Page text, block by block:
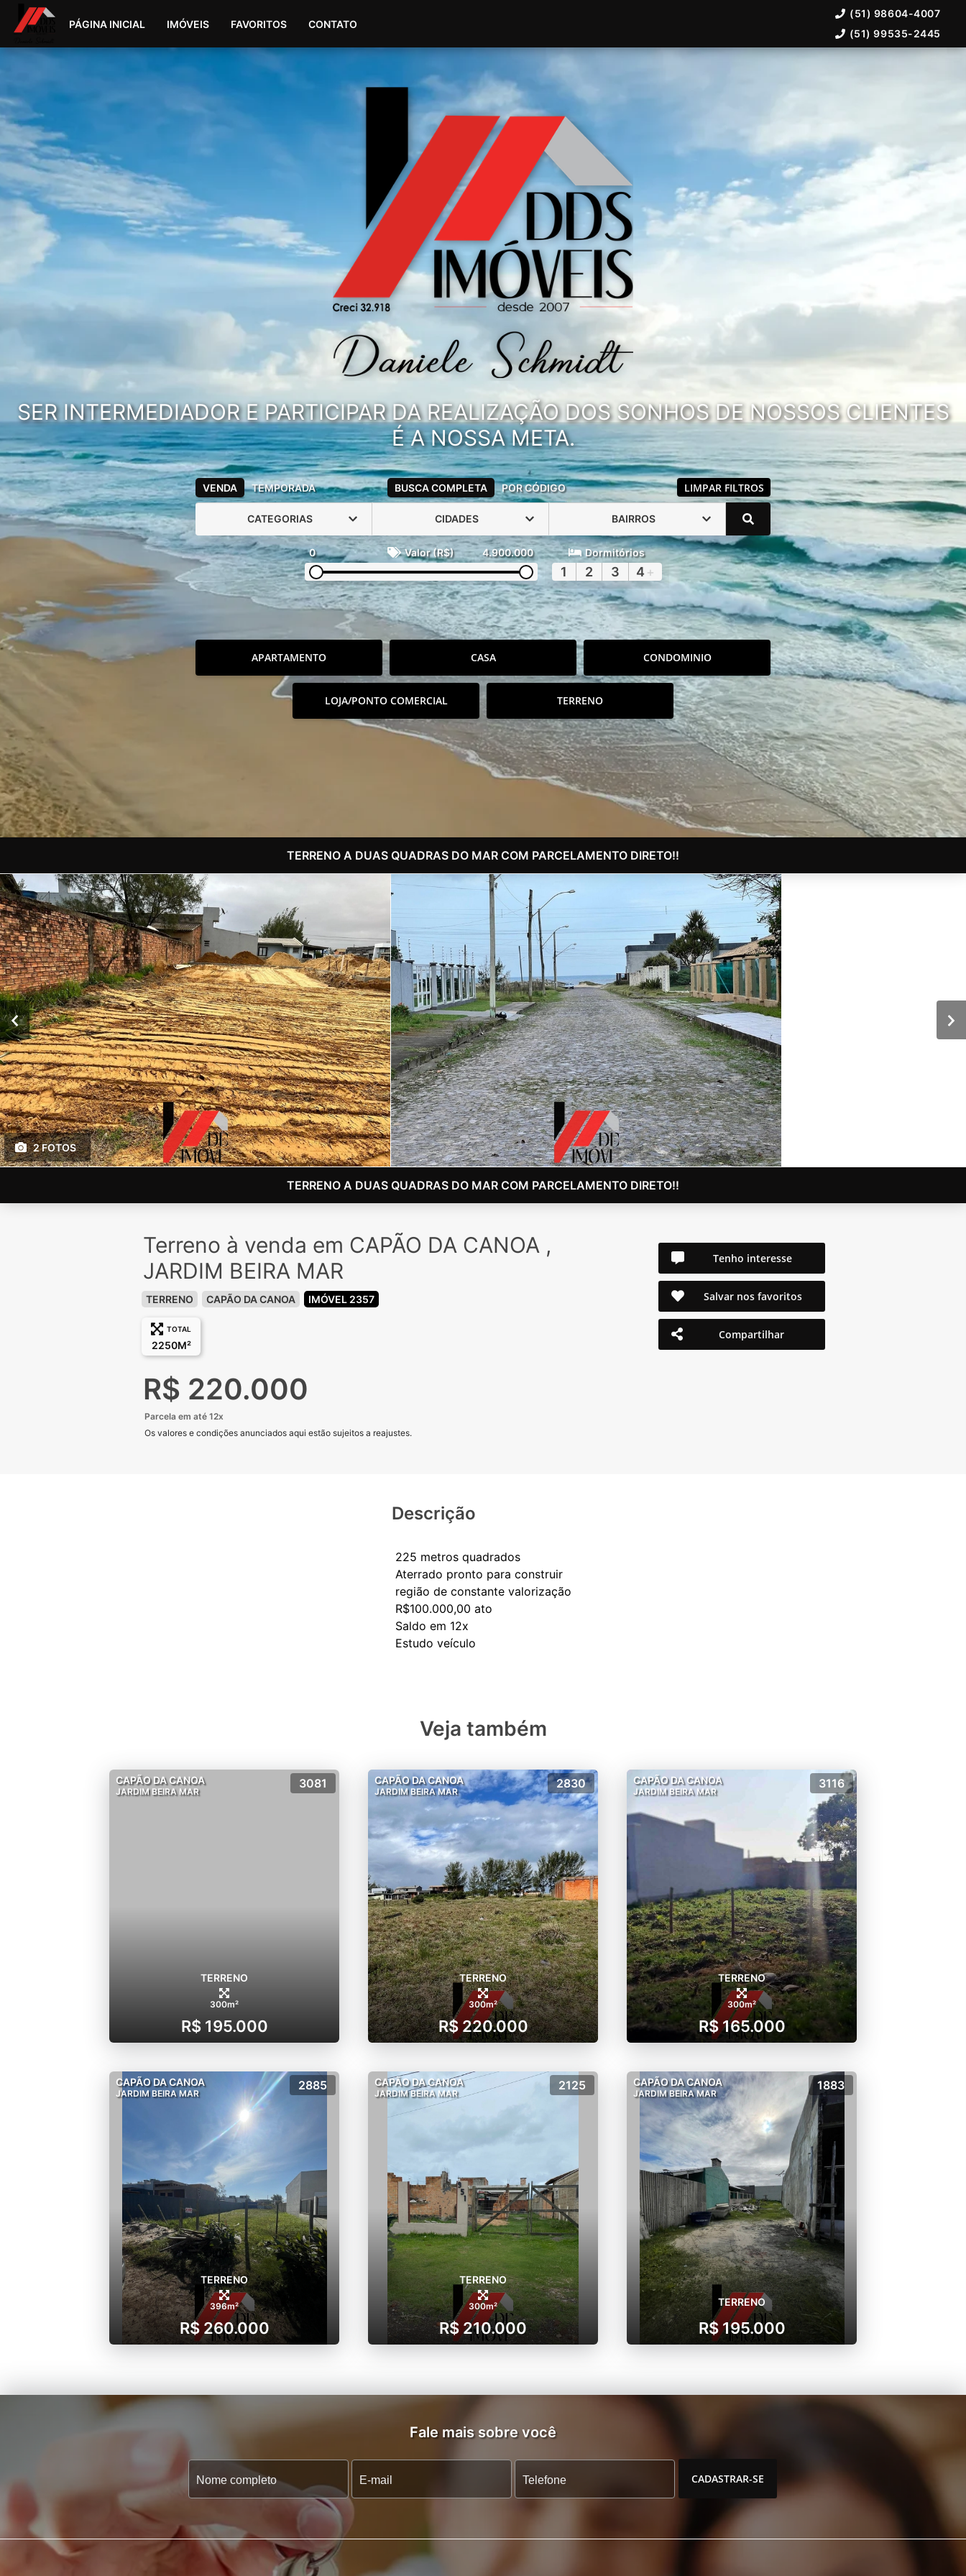
PÁGINA INICIAL IMÓVEIS FAVORITOS CONTATO
(51) 98604-4007
(51) 99535-2445
SER INTERMEDIADOR E PARTICIPAR DA REALIZAÇÃO DOS SONHOS DE NOSSOS CLIENTES
É A NOSSA META.
VENDA TEMPORADA BUSCA COMPLETA POR CÓDIGO LIMPAR FILTROS
CATEGORIAS CIDADES BAIRROS
0 Valor (R$) 4.900.000 Dormitórios
1 2 3 4 +
APARTAMENTO CASA CONDOMINIO
LOJA/PONTO COMERCIAL TERRENO
TERRENO A DUAS QUADRAS DO MAR COM PARCELAMENTO DIRETO!!
2 FOTOS
TERRENO A DUAS QUADRAS DO MAR COM PARCELAMENTO DIRETO!!
Terreno à venda em CAPÃO DA CANOA ,
JARDIM BEIRA MAR
TERRENO CAPÃO DA CANOA IMÓVEL 2357
TOTAL
2250M²
R$ 220.000
Parcela em até 12x
Os valores e condições anunciados aqui estão sujeitos a reajustes.
Tenho interesse
Salvar nos favoritos
Compartilhar
Descrição
225 metros quadrados
Aterrado pronto para construir
região de constante valorização
R$100.000,00 ato
Saldo em 12x
Veja também
CAPÃO DA CANOA
JARDIM BEIRA MAR
3081
TERRENO
300m²
R$ 195.000
CAPÃO DA CANOA
JARDIM BEIRA MAR
2830
TERRENO
300m²
R$ 220.000
CAPÃO DA CANOA
JARDIM BEIRA MAR
3116
TERRENO
300m²
R$ 165.000
CAPÃO DA CANOA
JARDIM BEIRA MAR
2885
TERRENO
396m²
R$ 260.000
CAPÃO DA CANOA
JARDIM BEIRA MAR
2125
TERRENO
300m²
R$ 210.000
CAPÃO DA CANOA
JARDIM BEIRA MAR
1883
TERRENO
R$ 195.000
Fale mais sobre você
CADASTRAR-SE